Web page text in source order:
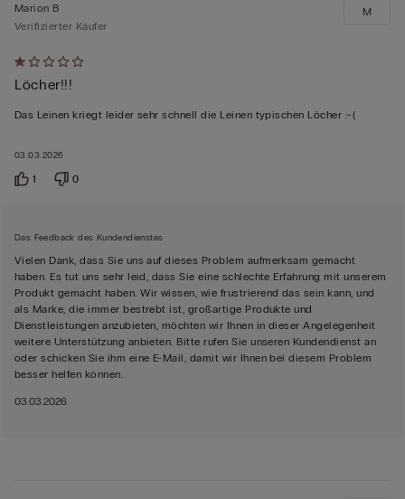
Mit
1
von
bewertet
03.03.2026
Marion B
Verifizierter Käufer
Löcher!!!
Das Leinen kriegt leider sehr schnell die Leinen typischen Löcher :-(
M
1 0
Das Feedback des Kundendienstes
Vielen Dank, dass Sie uns auf dieses Problem aufmerksam gemacht
haben. Es tut uns sehr leid, dass Sie eine schlechte Erfahrung mit unserem
Produkt gemacht haben. Wir wissen, wie frustrierend das sein kann, und
als Marke, die immer bestrebt ist, großartige Produkte und
Dienstleistungen anzubieten, möchten wir Ihnen in dieser Angelegenheit
weitere Unterstützung anbieten. Bitte rufen Sie unseren Kundendienst an
oder schicken Sie ihm eine E-Mail, damit wir Ihnen bei diesem Problem
besser helfen können.
03.03.2026